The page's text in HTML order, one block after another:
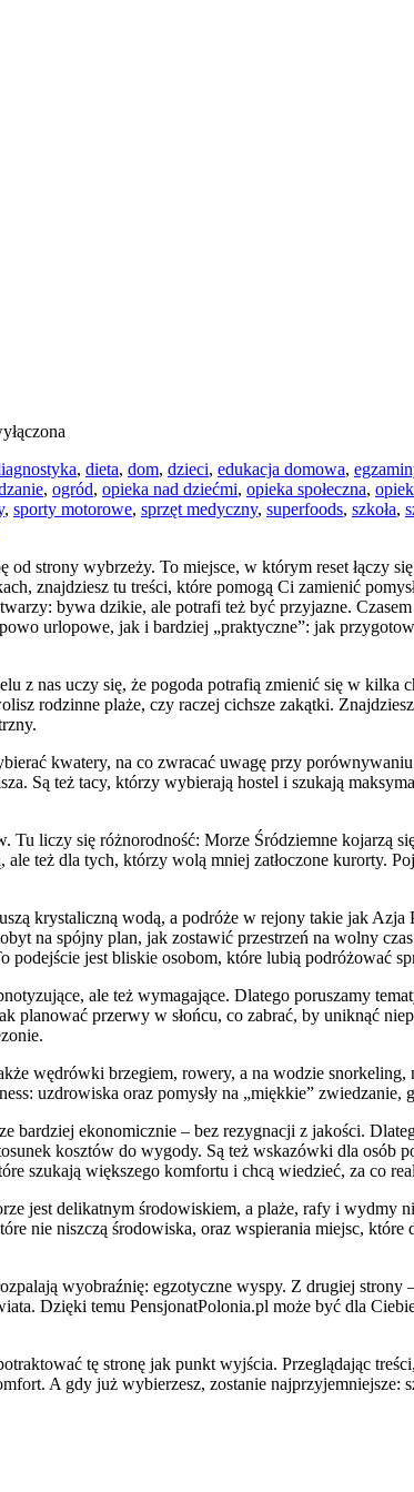
, dieta, dom, dzieci, edukacja domowa,
, ogród, opieka nad dziećmi, opieka społeczna,
, sporty motorowe, sprzęt medyczny, superfoods, szkoła,
strony wybrzeży. To miejsce, w którym reset łączy
znajdziesz tu treści, które pomogą Ci zamienić
bywa dzikie, ale potrafi też być przyjazne.
urlopowe, jak i bardziej „praktyczne”: jak
z nas uczy się, że pogoda potrafią zmienić się w
rodzinne plaże, czy raczej cichsze zakątki.
kwatery, na co zwracać uwagę przy
Są też tacy, którzy wybierają hostel i szukają
liczy się różnorodność: Morze Śródziemne kojarzą
też dla tych, którzy wolą mniej zatłoczone kurorty.
krystaliczną wodą, a podróże w rejony takie jak Azja
na spójny plan, jak zostawić przestrzeń na wolny
jest bliskie osobom, które lubią podróżować
ale też wymagające. Dlatego poruszamy
przerwy w słońcu, co zabrać, by uniknąć
wędrówki brzegiem, rowery, a na wodzie snorkeling,
uzdrowiska oraz pomysły na „miękkie” zwiedzanie,
bardziej ekonomicznie – bez rezygnacji z jakości.
kosztów do wygody. Są też wskazówki dla osób
szukają większego komfortu i chcą wiedzieć, za co
jest delikatnym środowiskiem, a plaże, rafy i wydmy
nie niszczą środowiska, oraz wspierania miejsc, które
wyobraźnię: egzotyczne wyspy. Z drugiej
Dzięki temu PensjonatPolonia.pl może być dla
tę stronę jak punkt wyjścia. Przeglądając
A gdy już wybierzesz, zostanie najprzyjemniejsze: